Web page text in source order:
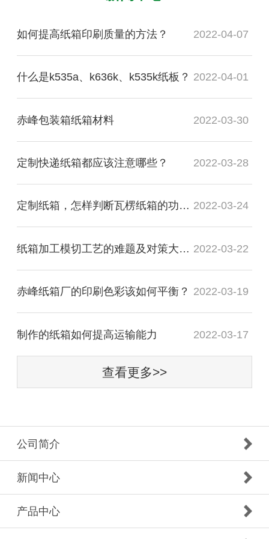
如何提高纸箱印刷质量的方法？ 2022-04-07
什么是k535a、k636k、k535k纸板？ 2022-04-01
赤峰包装箱纸箱材料 2022-03-30
定制快递纸箱都应该注意哪些？ 2022-03-28
定制纸箱，怎样判断瓦楞纸箱的功能质量是否合格？ 2022-03-24
纸箱加工模切工艺的难题及对策大盘点 2022-03-22
赤峰纸箱厂的印刷色彩该如何平衡？ 2022-03-19
制作的纸箱如何提高运输能力 2022-03-17
查看更多>>
公司简介
新闻中心
产品中心